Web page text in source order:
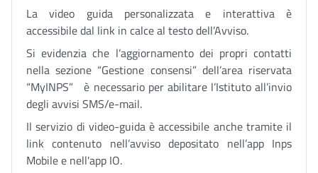
La video guida personalizzata e interattiva è
accessibile dal link in calce al testo dell’Avviso.
Si evidenzia che l’aggiornamento dei propri contatti
nella sezione “Gestione consensi” dell’area riservata
“MyINPS” è necessario per abilitare l’Istituto all’invio
degli avvisi SMS/e-mail.
Il servizio di video-guida è accessibile anche tramite il
link contenuto nell’avviso depositato nell’app Inps
Mobile e nell'app IO.